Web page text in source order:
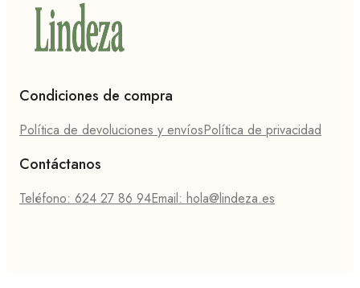
Condiciones de compra
Política de devoluciones y envíosPolítica de privacidad
Contáctanos
Teléfono: 624 27 86 94Email: hola@lindeza.es